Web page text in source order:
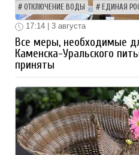
ОТКЛЮЧЕНИЕ ВОДЫ ЕДИНАЯ
17:14 | 3 августа
Все меры, необходимые
Каменска-Уральского
приняты